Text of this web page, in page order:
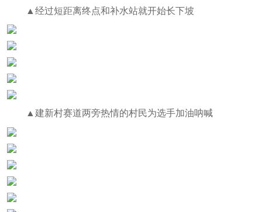
▲经过短距离终点和补水站就开始长下坡
▲建新村赛道两旁热情的村民为选手加油呐喊